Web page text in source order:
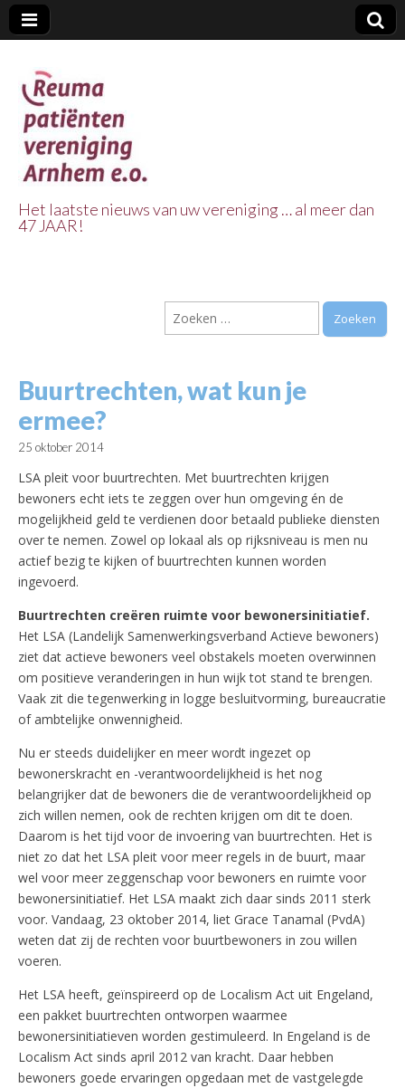
Vereniging
Arnhem e.o.
Het laatste nieuws van uw vereniging … al meer dan
47 JAAR!
Zoeken
naar:
Buurtrechten, wat kun je
ermee?
25 oktober 2014
LSA pleit voor buurtrechten. Met buurtrechten krijgen
bewoners echt iets te zeggen over hun omgeving én de
mogelijkheid geld te verdienen door betaald publieke diensten
over te nemen. Zowel op lokaal als op rijksniveau is men nu
actief bezig te kijken of buurtrechten kunnen worden
ingevoerd.
Buurtrechten creëren ruimte voor bewonersinitiatief.
Het LSA (Landelijk Samenwerkingsverband Actieve bewoners)
ziet dat actieve bewoners veel obstakels moeten overwinnen
om positieve veranderingen in hun wijk tot stand te brengen.
Vaak zit die tegenwerking in logge besluitvorming, bureaucratie
of ambtelijke onwennigheid.
Nu er steeds duidelijker en meer wordt ingezet op
bewonerskracht en -verantwoordelijkheid is het nog
belangrijker dat de bewoners die de verantwoordelijkheid op
zich willen nemen, ook de rechten krijgen om dit te doen.
Daarom is het tijd voor de invoering van buurtrechten. Het is
niet zo dat het LSA pleit voor meer regels in de buurt, maar
wel voor meer zeggenschap voor bewoners en ruimte voor
bewonersinitiatief. Het LSA maakt zich daar sinds 2011 sterk
voor. Vandaag, 23 oktober 2014, liet Grace Tanamal (PvdA)
weten dat zij de rechten voor buurtbewoners in zou willen
voeren.
Het LSA heeft, geïnspireerd op de Localism Act uit Engeland,
een pakket buurtrechten ontworpen waarmee
bewonersinitiatieven worden gestimuleerd. In Engeland is de
Localism Act sinds april 2012 van kracht. Daar hebben
bewoners goede ervaringen opgedaan met de vastgelegde